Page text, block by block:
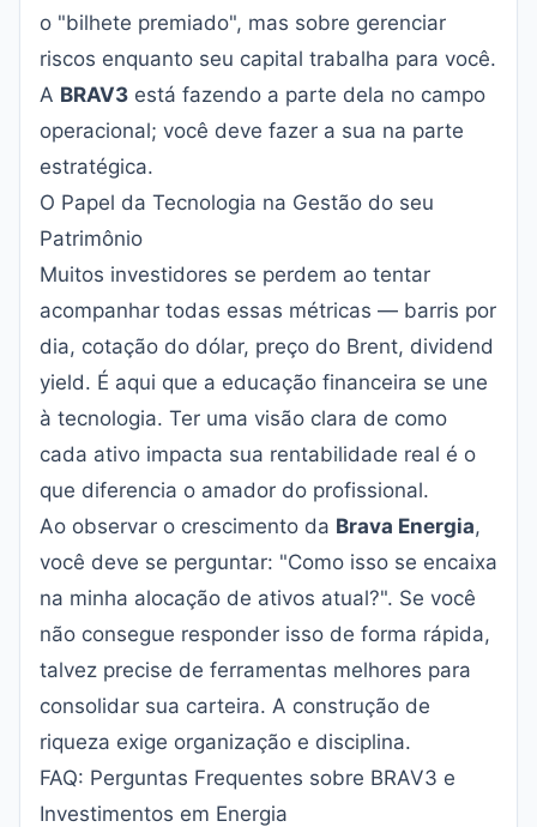
o "bilhete premiado", mas sobre gerenciar
riscos enquanto seu capital trabalha para você.
A BRAV3 está fazendo a parte dela no campo
operacional; você deve fazer a sua na parte
estratégica.
O Papel da Tecnologia na Gestão do seu
Patrimônio
Muitos investidores se perdem ao tentar
acompanhar todas essas métricas — barris por
dia, cotação do dólar, preço do Brent, dividend
yield. É aqui que a educação financeira se une
à tecnologia. Ter uma visão clara de como
cada ativo impacta sua rentabilidade real é o
que diferencia o amador do profissional.
Ao observar o crescimento da Brava Energia,
você deve se perguntar: "Como isso se encaixa
na minha alocação de ativos atual?". Se você
não consegue responder isso de forma rápida,
talvez precise de ferramentas melhores para
consolidar sua carteira. A construção de
riqueza exige organização e disciplina.
FAQ: Perguntas Frequentes sobre BRAV3 e
Investimentos em Energia